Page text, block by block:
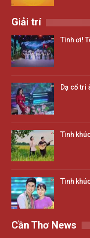
Giải trí
Tình ơi!
Dạ cổ tri
Tình
Tình
Cần Thơ News